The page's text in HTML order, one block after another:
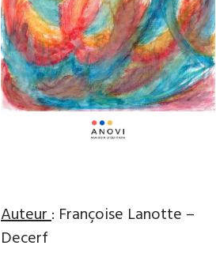
Auteur: Françoise Lanotte –
Decerf